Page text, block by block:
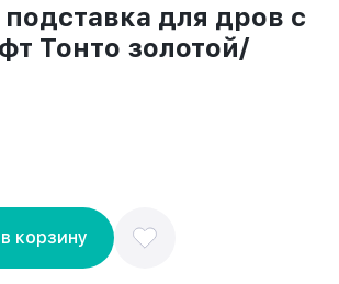
для дров с
Тонто золотой/
корзину